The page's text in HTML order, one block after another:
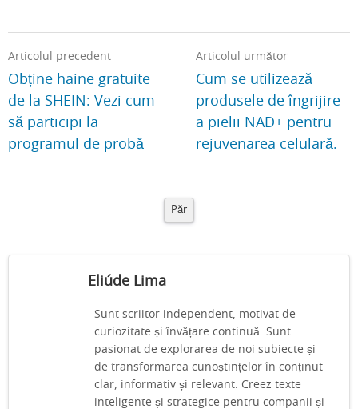
Articolul precedent
Obține haine gratuite
de la SHEIN: Vezi cum
să participi la
programul de probă
Articolul următor
Cum se utilizează
produsele de îngrijire
a pielii NAD+ pentru
rejuvenarea celulară.
Păr
Eliúde Lima
Sunt scriitor independent, motivat de
curiozitate și învățare continuă. Sunt
pasionat de explorarea de noi subiecte și
de transformarea cunoștințelor în conținut
clar, informativ și relevant. Creez texte
inteligente și strategice pentru companii și